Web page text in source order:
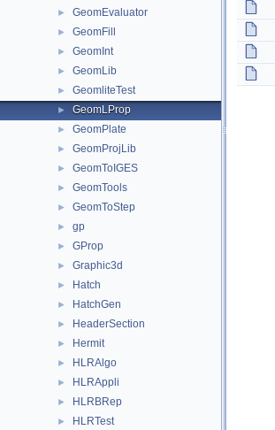
► GeomEvaluator
► GeomFill
► GeomInt
► GeomLib
► GeomliteTest
► GeomLProp
► GeomPlate
► GeomProjLib
► GeomToIGES
► GeomTools
► GeomToStep
► gp
► GProp
► Graphic3d
► Hatch
► HatchGen
► HeaderSection
► Hermit
► HLRAlgo
► HLRAppli
► HLRBRep
► HLRTest